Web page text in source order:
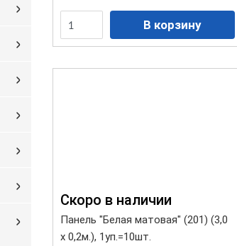
Cкоро в наличии
Панель "Белая матовая" (201) (3,0
х 0,2м.), 1уп.=10шт.